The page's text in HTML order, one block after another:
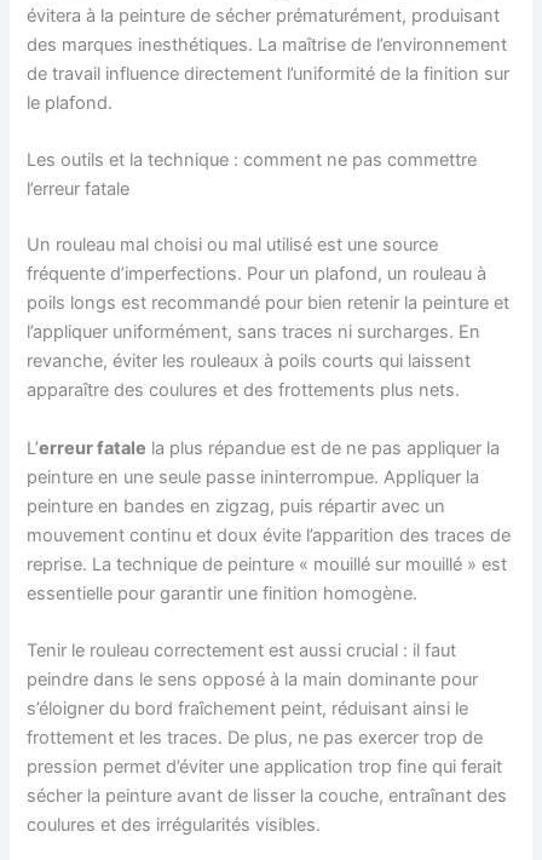
évitera à la peinture de sécher prématurément, produisant
des marques inesthétiques. La maîtrise de l’environnement
de travail influence directement l’uniformité de la finition sur
le plafond.
Les outils et la technique : comment ne pas commettre
l’erreur fatale
Un rouleau mal choisi ou mal utilisé est une source
fréquente d’imperfections. Pour un plafond, un rouleau à
poils longs est recommandé pour bien retenir la peinture et
l’appliquer uniformément, sans traces ni surcharges. En
revanche, éviter les rouleaux à poils courts qui laissent
apparaître des coulures et des frottements plus nets.
L’erreur fatale la plus répandue est de ne pas appliquer la
peinture en une seule passe ininterrompue. Appliquer la
peinture en bandes en zigzag, puis répartir avec un
mouvement continu et doux évite l’apparition des traces de
reprise. La technique de peinture « mouillé sur mouillé » est
essentielle pour garantir une finition homogène.
Tenir le rouleau correctement est aussi crucial : il faut
peindre dans le sens opposé à la main dominante pour
s’éloigner du bord fraîchement peint, réduisant ainsi le
frottement et les traces. De plus, ne pas exercer trop de
pression permet d’éviter une application trop fine qui ferait
sécher la peinture avant de lisser la couche, entraînant des
coulures et des irrégularités visibles.